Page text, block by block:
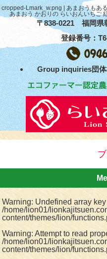
cropped-Lmark_w.png | あまおうもあ
あまおう かおりの らいおんいちご
〒838-0221 福岡県
登録番号：
Group inquiries団体
Warning: Undefined array
/home/lion01/
content/themes/lion/
Warning: Attempt to read
/home/lion01/
content/themes/lion/